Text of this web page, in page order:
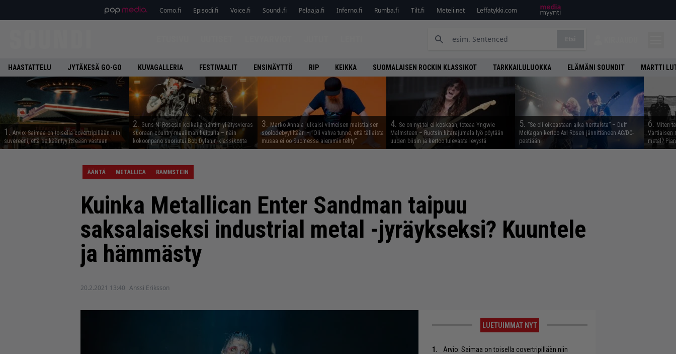
Como.fi Episodi.fi Voice.fi Soundi.fi Pelaaja.fi Inferno.fi Rumba.fi Tilt.fi Meteli.net Leffatykki.com
HAASTATTELU JYTÄKESÄ GO-GO KUVAGALLERIA FESTIVAALIT ENSINÄYTTÖ RIP KEIKKA SUOMALAISEN ROCKIN KLASSIKOT TARKKAILULUOKKA ELÄMÄNI SOUNDIT MARTTI
1. Arvio: Saimaa on toisella covertripillään niin
suvereeni, että se kääntyy itseään vastaan
2. Guns N’ Rosesin keikalla nähtiin yllätysvieras
suoraan country-maailman huipulta – näin
kokoonpano suoriutui Bob Dylanin klassikosta
3. Marko Annala julkaisi viimeisen maistiaisen
soolodebyytiltään – ”Oli vahva tunne, että tällaista
musaa ei oo Suomessa aiemmin tehty”
4. Se on nyt tai ei koskaan, toteaa Yngwie
Malmsteen – Ruotsin kitarajumala lyö pöytään
uuden biisin ja kertoo tulevasta levystä
5. ”Se oli oikeastaan aika herttaista” – Duff
McKagan kertoo Axl Rosen jännittäneen AC/DC-
pestiään
6. Miten
Vartiaisen
metal?
ÄÄNTÄ METALLICA RAMMSTEIN
Kuinka Metallican Enter Sandman taipuu
saksalaiseksi industrial metal -jyräykseksi? Kuuntele
ja hämmästy
20.2.2021 13:40 Anssi Eriksson
LUETUIMMAT NYT
Arvio: Saimaa on toisella covertripillään niin